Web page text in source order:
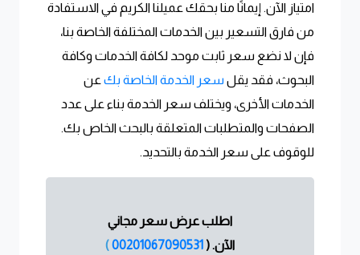
امتياز الآن. إيمانًا منا بحقك عميلنا الكريم في الاستفادة
من فارق التسعير بين الخدمات المختلفة الخاصة بنا،
فإن لا نضع سعر ثابت موحد لكافة الخدمات وكافة
البحوث، فقد يقل سعر الخدمة الخاصة بك عن
الخدمات الأخرى، ويختلف سعر الخدمة بناء على عدد
الصفحات والمتطلبات المتعلقة بالبحث الخاص بك.
للوقوف على سعر الخدمة بالتحديد.
اطلب عرض سعر مجاني
الآن. (
00201067090531
)